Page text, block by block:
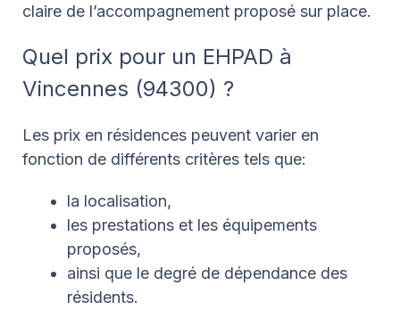
claire de l’accompagnement proposé sur place.
Quel prix pour un EHPAD à
Vincennes (94300) ?
Les prix en résidences peuvent varier en
fonction de différents critères tels que:
la localisation,
les prestations et les équipements
proposés,
ainsi que le degré de dépendance des
résidents.